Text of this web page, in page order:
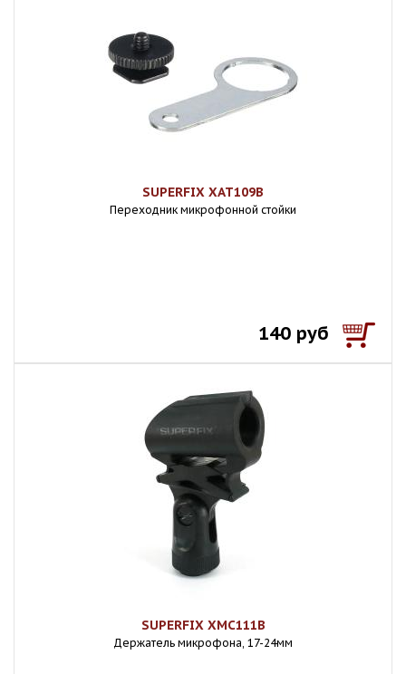
SUPERFIX XAT109B
Переходник микрофонной стойки
140 руб
SUPERFIX XMC111B
Держатель микрофона, 17-24мм